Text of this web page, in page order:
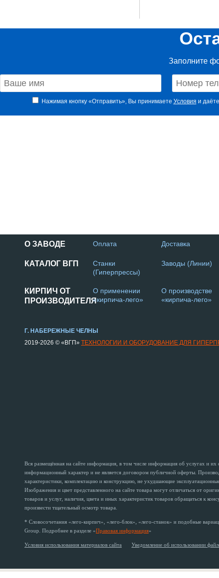
Заполните
Нажимая кнопку «Отправить», Вы принимаете Условия и
О ЗАВОДЕ Оплата Доставка
КАТАЛОГ ВГП
Станки
(Гиперпрессы)
Заводы (Линии)
КИРПИЧ ОТ
ПРОИЗВОДИТЕЛЯ
О применении
«кирпича-лего»
О производстве
«кирпича-лего»
Г. НАБЕРЕЖНЫЕ ЧЕЛНЫ
2019-2026 © «ВГП» ТЕХНОЛОГИИ И ОБОРУДОВАНИЕ ДЛЯ
Вся размещённая на сайте информация, в том числе информация об услугах и
информационный характер и не является договором публичной оферты.
характеристики, комплектацию и конструкцию, не ухудшающие
Изображения и цвет представленного на сайте товара могут отличаться от
товаров и услуг, наличия, цвета и иных характеристик товаров обращаться к
произвести тщательный осмотр товара.
* Словосочетания «лего-кирпич», «лего-блок», «лего-станок» и подобные
Group. Подробнее в разделе «Правовая информация»
Условия использования материалов сайта Уведомление об использовании